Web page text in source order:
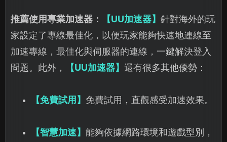
推薦使用專業加速器： 【UU加速器】 針對海外的玩
家設定了專線最佳化，以便玩家能夠快速地連線至
加速專線，最佳化與伺服器的連線，一鍵解決登入
問題。此外，
【UU加速器】 還有很多其他優勢：
【免費試用】 免費試用，直觀感受加速效果。
【智慧加速】 能夠依據網路環境和遊戲型別，